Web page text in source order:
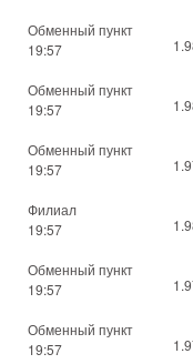
Обменный пункт
19:57
Обменный пункт
19:57
Обменный пункт
19:57
Филиал
19:57
Обменный пункт
19:57
Обменный пункт
19:57